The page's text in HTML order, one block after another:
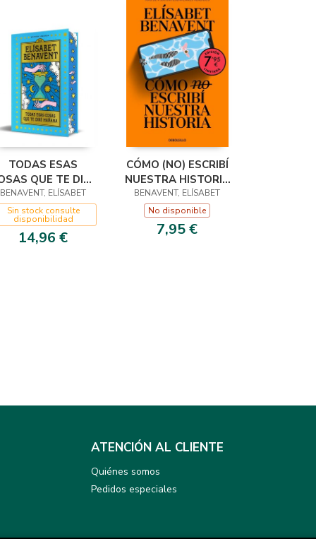
TODAS ESAS
QUE TE DIRÉ
(EDICIÓN
LIMITADA)
BENAVENT, ELÍSABET
Sin stock consulte
disponibilidad
14,96 €
CÓMO (NO) ESCRIBÍ
NUESTRA HISTORIA
(CAMPAÑA EDICIÓN
LIMITADA)
BENAVENT, ELÍSABET
No disponible
7,95 €
ATENCIÓN AL CLIENTE
Quiénes somos
Pedidos especiales